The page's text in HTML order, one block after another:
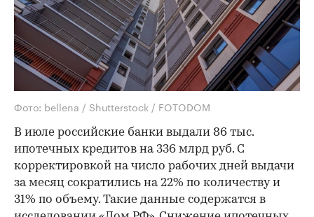
Фото: bellena / Shutterstock / FOTODOM
В июле российские банки выдали 86 тыс.
ипотечных кредитов на 336 млрд руб. С
корректировкой на число рабочих дней выдачи
за месяц сократились на 22% по количеству и
31% по объему. Такие данные содержатся в